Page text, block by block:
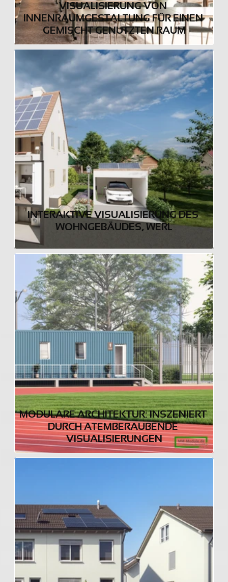
VISUALISIERUNG VON
INNENRAUMGESTALTUNG FÜR EINEN
GEMISCHT GENUTZTEN RAUM
INTERAKTIVE VISUALISIERUNG DES
WOHNGEBÄUDES, WERL
MODULARE ARCHITEKTUR: INSZENIERT
DURCH ATEMBERAUBENDE
VISUALISIERUNGEN